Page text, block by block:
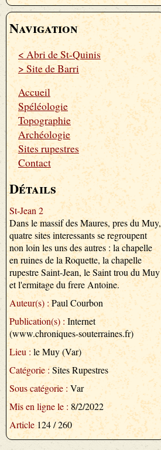
Navigation
< Abri de St-Quinis
> Site de Barri
Accueil
Spéléologie
Topographie
Archéologie
Sites rupestres
Contact
Détails
St-Jean 2
Dans le massif des Maures, pres du Muy,
quatre sites interessants se regroupent
non loin les uns des autres : la chapelle
en ruines de la Roquette, la chapelle
rupestre Saint-Jean, le Saint trou du Muy
et l'ermitage du frere Antoine.
Auteur(s) :Paul Courbon
Publication(s) : Internet
(www.chroniques-souterraines.fr)
Lieu :le Muy (Var)
Catégorie :Sites Rupestres
Sous catégorie : Var
Mis en ligne le : 8/2/2022
Article124 / 260